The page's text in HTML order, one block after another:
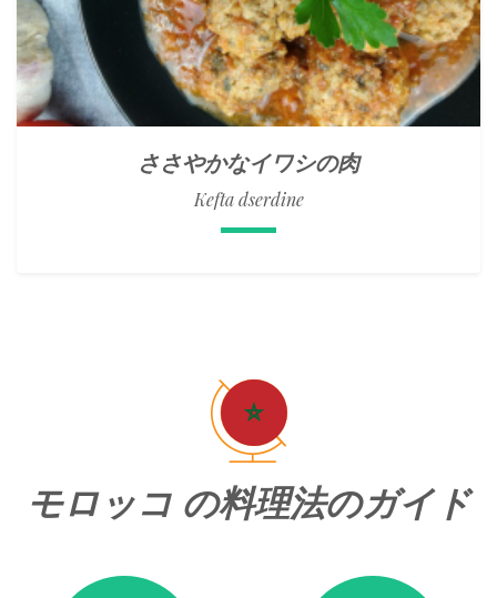
ささやかなイワシの肉
Kefta dserdine
モロッコ の料理法のガイド